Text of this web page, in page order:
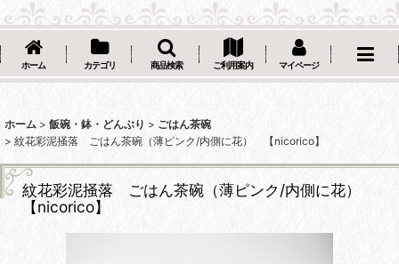
ホーム カテゴリ 商品検索 ご利用案内 マイページ
ホーム > 飯碗・鉢・どんぶり > ごはん茶碗
> 紋花彩泥掻落 ごはん茶碗（薄ピンク/内側に花） 【nicorico】
紋花彩泥掻落 ごはん茶碗（薄ピンク/内側に花）
【nicorico】